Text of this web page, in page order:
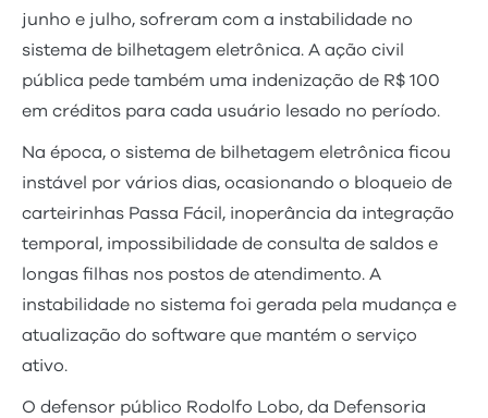
junho e julho, sofreram com a instabilidade no
sistema de bilhetagem eletrônica. A ação civil
pública pede também uma indenização de R$ 100
em créditos para cada usuário lesado no período.
Na época, o sistema de bilhetagem eletrônica ficou
instável por vários dias, ocasionando o bloqueio de
carteirinhas Passa Fácil, inoperância da integração
temporal, impossibilidade de consulta de saldos e
longas filhas nos postos de atendimento. A
instabilidade no sistema foi gerada pela mudança e
atualização do software que mantém o serviço
ativo.
O defensor público Rodolfo Lobo, da Defensoria